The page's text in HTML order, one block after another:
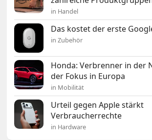
in Handel
Das kostet der erste
in Zubehör
Honda: Verbrenner in der
der Fokus in Europa
in Mobilität
Urteil gegen Apple stärkt
Verbraucherrechte
in Hardware